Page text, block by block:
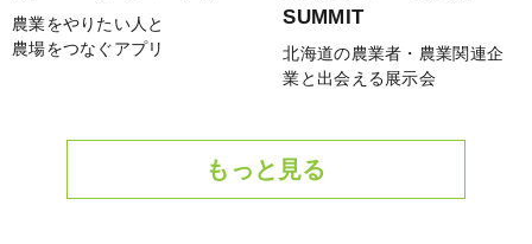
農業をやりたい人と
農場をつなぐアプリ
SUMMIT
北海道の農業者・農業関連企
業と出会える展示会
もっと見る